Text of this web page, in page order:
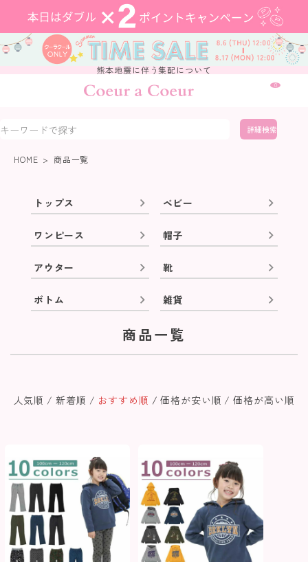
熊本地震に伴う集配について
0
詳細検索
HOME 商品一覧
トップス ベビー
ワンピース 帽子
アウター 靴
ボトム 雑貨
商品一覧
人気順 新着順 おすすめ順 価格が安い順 価格が高い順